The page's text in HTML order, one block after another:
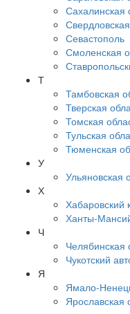
Сахалинская
Севастополь
Смоленская
Т
Тамбовская
Тверская
Томская
Тульская
Тюменская
У
Ульяновская
Х
Хабаровский
Ханты-
Ч
Челябинская
Чукотский
Я
Ямало-
Ярославская